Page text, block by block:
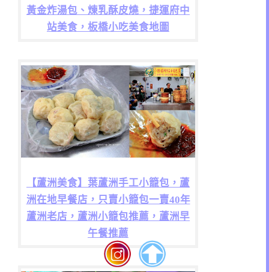
黃金炸湯包、煉乳酥皮燒，捷運府中
站美食，板橋小吃美食地圖
【蘆洲美食】葉蘆洲手工小籠包，蘆
洲在地早餐店，只賣小籠包一賣40年
蘆洲老店，蘆洲小籠包推薦，蘆洲早
午餐推薦